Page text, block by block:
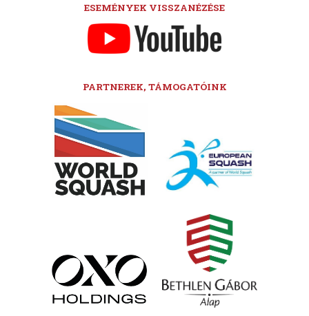
ESEMÉNYEK VISSZANÉZÉSE
PARTNEREK, TÁMOGATÓINK